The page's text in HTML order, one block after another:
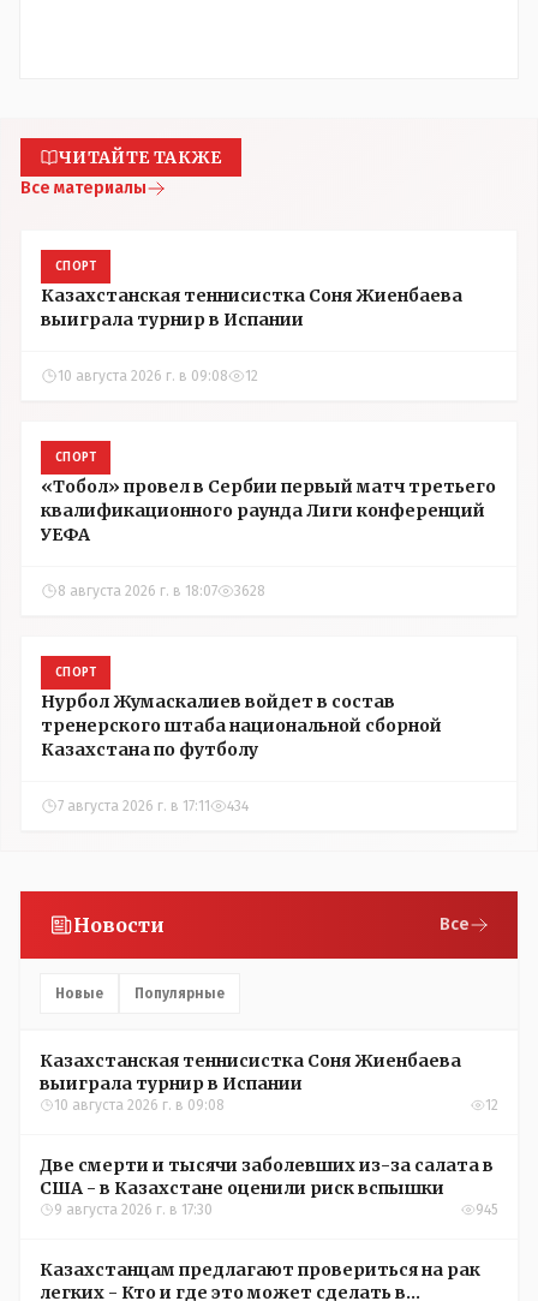
ЧИТАЙТЕ ТАКЖЕ
Все материалы
СПОРТ
Казахстанская теннисистка Соня Жиенбаева
выиграла турнир в Испании
10 августа 2026 г. в 09:08 12
СПОРТ
«Тобол» провел в Сербии первый матч третьего
квалификационного раунда Лиги конференций
УЕФА
8 августа 2026 г. в 18:07 3628
СПОРТ
Нурбол Жумаскалиев войдет в состав
тренерского штаба национальной сборной
Казахстана по футболу
7 августа 2026 г. в 17:11 434
Новости Все
Новые Популярные
Казахстанская теннисистка Соня Жиенбаева
выиграла турнир в Испании
10 августа 2026 г. в 09:08 12
Две смерти и тысячи заболевших из-за салата в
США - в Казахстане оценили риск вспышки
9 августа 2026 г. в 17:30 945
Казахстанцам предлагают провериться на рак
легких - Кто и где это может сделать в